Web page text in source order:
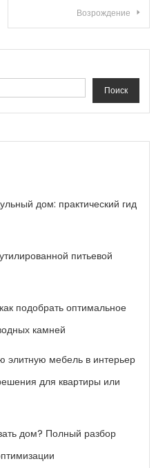
Возрождение
Поиск
дом: практический гид
питьевой
подобрать оптимальное
камней
элитную мебель в интерьер
для квартиры или
дом? Полный разбор